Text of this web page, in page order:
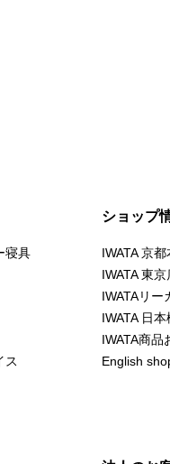
寝具
ス
ショップ
IWATA 京
IWATA 東京
IWATAリー
IWATA 日
IWATA商品
English